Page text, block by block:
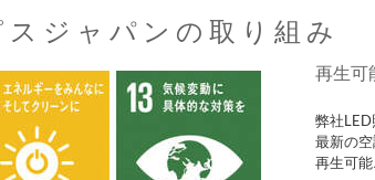
スジャパンの取り組み
再生可
弊社LED
最新の
再生可